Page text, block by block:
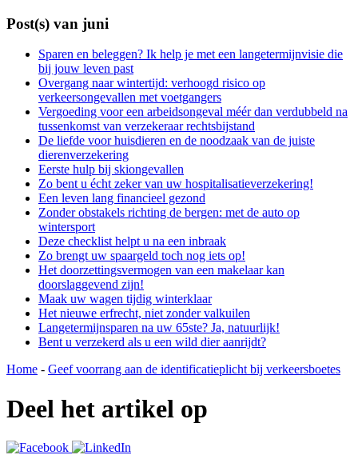
Post(s) van juni
Sparen en beleggen? Ik help je met een langetermijnvisie die
bij jouw leven past
Overgang naar wintertijd: verhoogd risico op
verkeersongevallen met voetgangers
Vergoeding voor een arbeidsongeval méér dan verdubbeld na
tussenkomst van verzekeraar rechtsbijstand
De liefde voor huisdieren en de noodzaak van de juiste
dierenverzekering
Eerste hulp bij skiongevallen
Zo bent u écht zeker van uw hospitalisatieverzekering!
Een leven lang financieel gezond
Zonder obstakels richting de bergen: met de auto op
wintersport
Deze checklist helpt u na een inbraak
Zo brengt uw spaargeld toch nog iets op!
Het doorzettingsvermogen van een makelaar kan
doorslaggevend zijn!
Maak uw wagen tijdig winterklaar
Het nieuwe erfrecht, niet zonder valkuilen
Langetermijnsparen na uw 65ste? Ja, natuurlijk!
Bent u verzekerd als u een wild dier aanrijdt?
Home - Geef voorrang aan de identificatieplicht bij verkeersboetes
Deel het artikel op